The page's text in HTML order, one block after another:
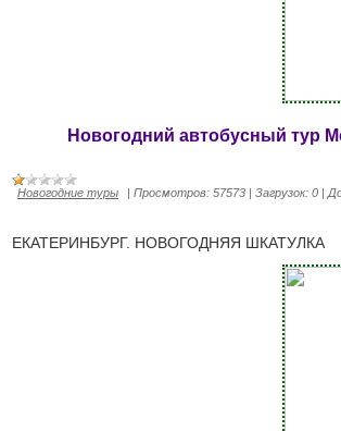
Новогодний автобусный тур
Новогодние туры | Просмотров: 57573 | Загрузок: 0 |
ЕКАТЕРИНБУРГ. НОВОГОДНЯЯ ШКАТУЛКА